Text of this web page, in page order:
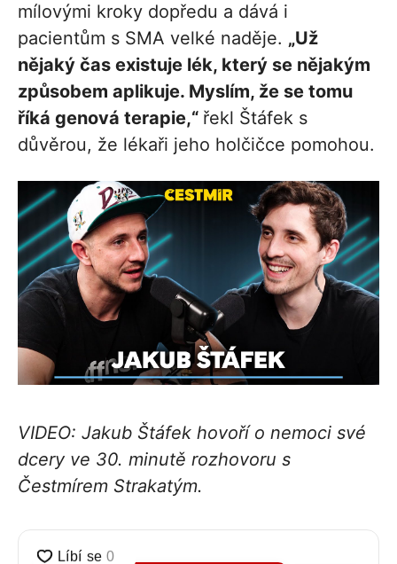
mílovými kroky dopředu a dává i
pacientům s SMA velké naděje. „Už
nějaký čas existuje lék, který se nějakým
způsobem aplikuje. Myslím, že se tomu
říká genová terapie,“ řekl Štáfek s
důvěrou, že lékaři jeho holčičce pomohou.
VIDEO: Jakub Štáfek hovoří o nemoci své
dcery ve 30. minutě rozhovoru s
Čestmírem Strakatým.